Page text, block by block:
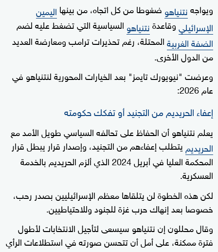
ويواجهنتنياهو ضغوطا من كل اتجاه، من بينها اليمين
الإسرائيليوقاعدةنتنياهو السياسية التي تضغط عليه لضم
الضفة الغربيةالمحتلة، رغم تحذيرات ترامب ومعارضة العديد
من الدول الأخرى.
وعرضت "نيويورك تايمز" بعد الخيارات المحورية لنتنياهو في
عام 2026:
إعفاء الحريديم من التجنيد أو تفكك حكومته
يعلم نتنياهو أن الحفاظ على تحالفه السياسي طويل الأمد مع
الحريديميتطلب إعفاءهم من التجنيد، وإصدار قرار يبطل قرار
المحكمة العليا في أبريل 2024 الذي ألزم الحريديم بالخدمة
العسكرية.
لكن هذه الخطوة لن يتلقاها معظم الإسرائيليين بصدر رحب،
خصوصا بعد إنهاك حرب غزة للجنود وللاحتياطيين.
وقال محللون إن نتنياهو سيسعى لتأجيل الانتخابات لأطول
فترة ممكنة، على أمل أن تتحسن صورته في استطلاعات الرأي